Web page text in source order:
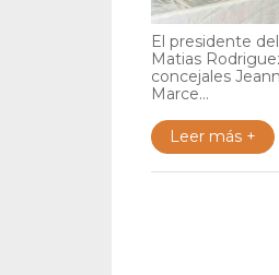
El presidente
Matias
concejales
Marce...
Leer más +